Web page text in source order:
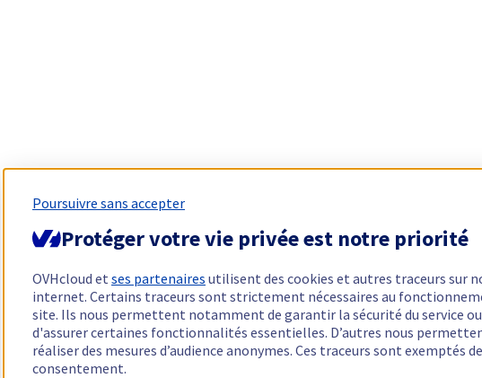
Poursuivre sans accepter
Protéger votre vie privée est notre priorité
OVHcloud et ses partenaires utilisent des cookies et autres traceurs sur
internet. Certains traceurs sont strictement nécessaires au
site. Ils nous permettent notamment de garantir la sécurité du service ou
d'assurer certaines fonctionnalités essentielles. D’autres nous
réaliser des mesures d’audience anonymes. Ces traceurs sont exemptés de
consentement.